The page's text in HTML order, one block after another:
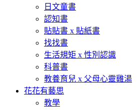
日文童書
認知書
貼貼書 x 貼紙書
找找書
生活規矩 x 性別認識
科普書
教養育兒 x 父母心靈雞湯
花花有藝思
教學